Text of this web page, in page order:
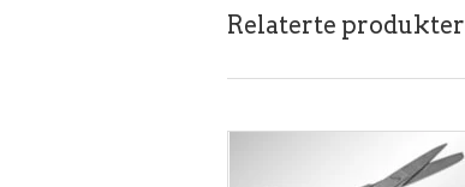
Relaterte produkter